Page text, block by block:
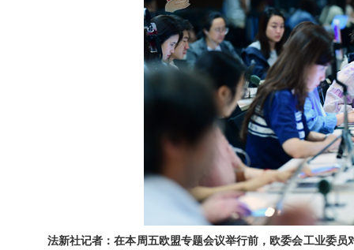
法新社记者：在本周五欧盟专题会议举行前，欧委会工业委